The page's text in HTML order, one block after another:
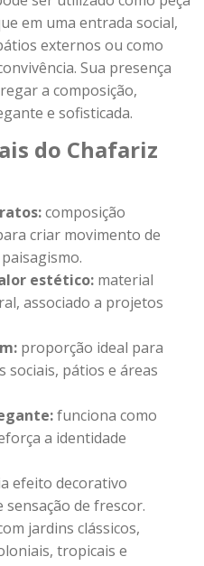
em uma entrada social,
externos ou como
Sua presença
a composição,
e sofisticada.
do Chafariz
composição
criar movimento de
estético: material
associado a projetos
proporção ideal para
sociais, pátios e áreas
funciona como
a identidade
efeito decorativo
de frescor.
jardins clássicos,
tropicais e